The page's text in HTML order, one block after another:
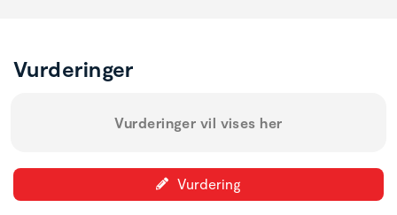
Vurderinger
Vurderinger vil vises her
Vurdering